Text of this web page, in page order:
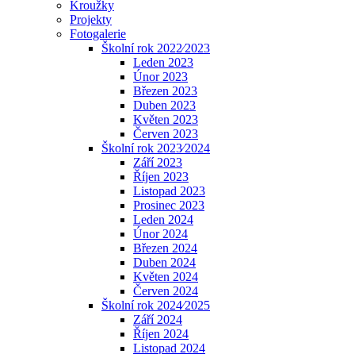
Kroužky
Projekty
Fotogalerie
Školní rok 2022⁄2023
Leden 2023
Únor 2023
Březen 2023
Duben 2023
Květen 2023
Červen 2023
Školní rok 2023⁄2024
Září 2023
Říjen 2023
Listopad 2023
Prosinec 2023
Leden 2024
Únor 2024
Březen 2024
Duben 2024
Květen 2024
Červen 2024
Školní rok 2024⁄2025
Září 2024
Říjen 2024
Listopad 2024